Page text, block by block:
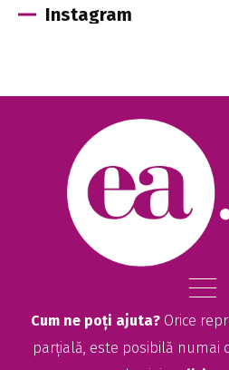
Instagram
Cum ne poți ajuta? Orice
parțială, este posibilă numai